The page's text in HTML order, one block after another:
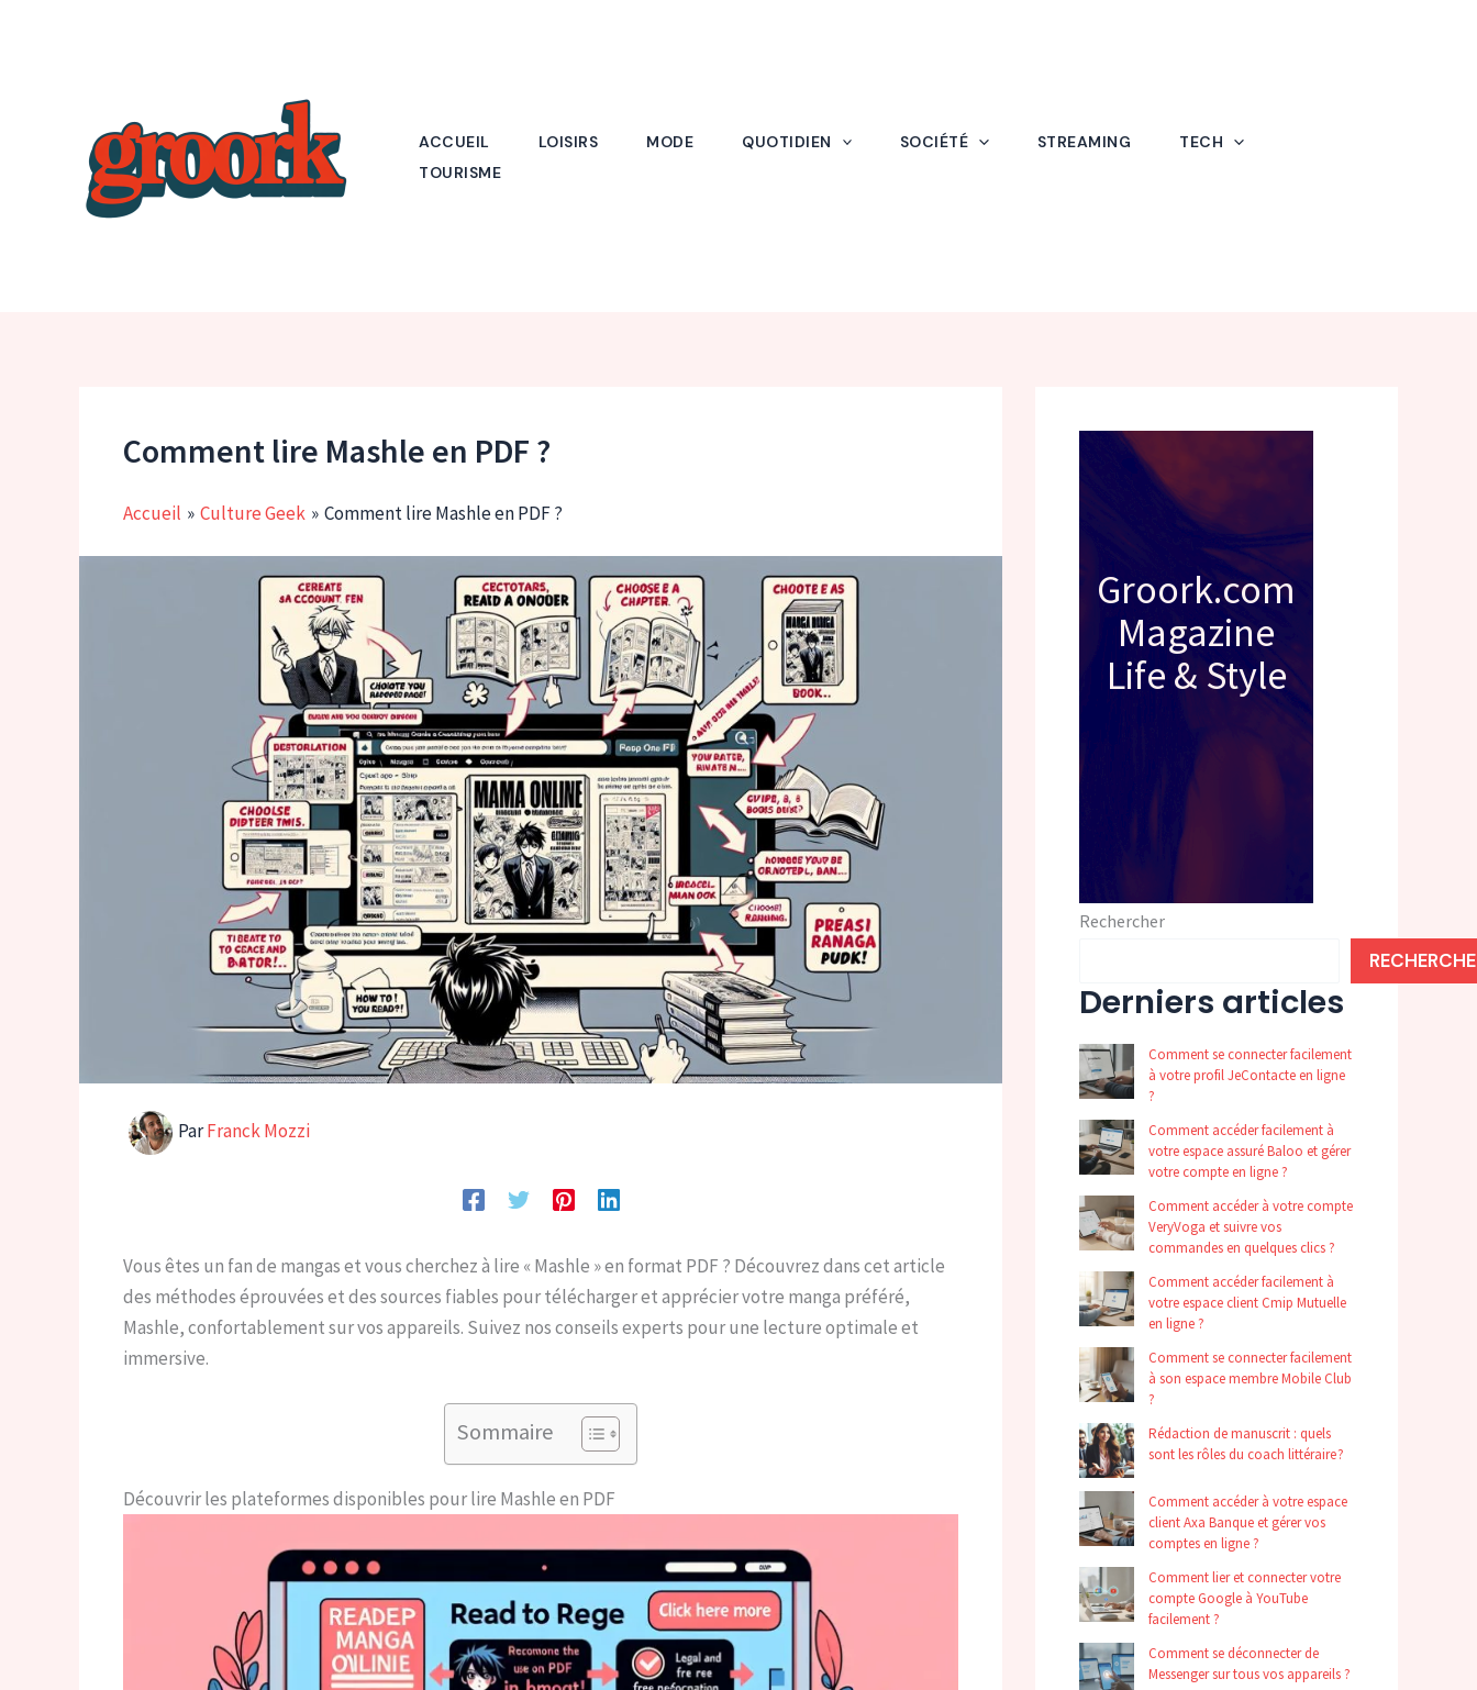
ACCUEIL LOISIRS MODE QUOTIDIEN SOCIÉTÉ STREAMING
TECH
TOURISME
Comment lire Mashle en PDF ?
Accueil Culture Geek Comment lire Mashle en PDF ?
ParFranck Mozzi
Vous êtes un fan de mangas et vous cherchez à lire « Mashle » en format PDF ? Découvrez dans cet article
des méthodes éprouvées et des sources fiables pour télécharger et apprécier votre manga préféré,
Mashle, confortablement sur vos appareils. Suivez nos conseils experts pour une lecture optimale et
immersive.
Sommaire
Découvrir les plateformes disponibles pour lire Mashle en PDF
Groork.com
Magazine
Life & Style
Rechercher
Derniers articles
Comment se connecter facilement
à votre profil JeContacte en ligne
?
Comment accéder facilement à
votre espace assuré Baloo et gérer
votre compte en ligne ?
Comment accéder à votre compte
VeryVoga et suivre vos
commandes en quelques clics ?
Comment accéder facilement à
votre espace client Cmip Mutuelle
en ligne ?
Comment se connecter facilement
à son espace membre Mobile Club
?
Rédaction de manuscrit : quels
sont les rôles du coach littéraire ?
Comment accéder à votre espace
client Axa Banque et gérer vos
comptes en ligne ?
Comment lier et connecter votre
compte Google à YouTube
facilement ?
Comment se déconnecter de
Messenger sur tous vos appareils ?